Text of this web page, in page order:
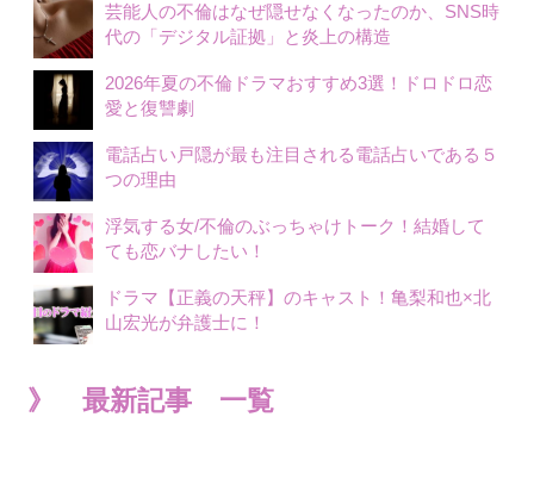
芸能人の不倫はなぜ隠せなくなったのか、SNS時
代の「デジタル証拠」と炎上の構造
2026年夏の不倫ドラマおすすめ3選！ドロドロ恋
愛と復讐劇
電話占い戸隠が最も注目される電話占いである５
つの理由
浮気する女/不倫のぶっちゃけトーク！結婚して
ても恋バナしたい！
ドラマ【正義の天秤】のキャスト！亀梨和也×北
山宏光が弁護士に！
》 最新記事 一覧